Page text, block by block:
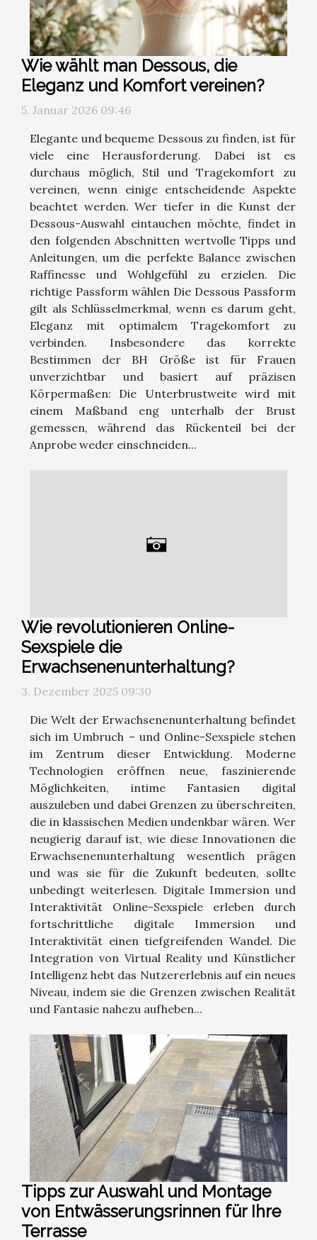
Wie wählt man Dessous, die
Eleganz und Komfort vereinen?
5. Januar 2026 09:46
Elegante und bequeme Dessous zu finden, ist für
viele eine Herausforderung. Dabei ist es
durchaus möglich, Stil und Tragekomfort zu
vereinen, wenn einige entscheidende Aspekte
beachtet werden. Wer tiefer in die Kunst der
Dessous-Auswahl eintauchen möchte, findet in
den folgenden Abschnitten wertvolle Tipps und
Anleitungen, um die perfekte Balance zwischen
Raffinesse und Wohlgefühl zu erzielen. Die
richtige Passform wählen Die Dessous Passform
gilt als Schlüsselmerkmal, wenn es darum geht,
Eleganz mit optimalem Tragekomfort zu
verbinden. Insbesondere das korrekte
Bestimmen der BH Größe ist für Frauen
unverzichtbar und basiert auf präzisen
Körpermaßen: Die Unterbrustweite wird mit
einem Maßband eng unterhalb der Brust
gemessen, während das Rückenteil bei der
Anprobe weder einschneiden...
Wie revolutionieren Online-
Sexspiele die
Erwachsenenunterhaltung?
3. Dezember 2025 09:30
Die Welt der Erwachsenenunterhaltung befindet
sich im Umbruch – und Online-Sexspiele stehen
im Zentrum dieser Entwicklung. Moderne
Technologien eröffnen neue, faszinierende
Möglichkeiten, intime Fantasien digital
auszuleben und dabei Grenzen zu überschreiten,
die in klassischen Medien undenkbar wären. Wer
neugierig darauf ist, wie diese Innovationen die
Erwachsenenunterhaltung wesentlich prägen
und was sie für die Zukunft bedeuten, sollte
unbedingt weiterlesen. Digitale Immersion und
Interaktivität Online-Sexspiele erleben durch
fortschrittliche digitale Immersion und
Interaktivität einen tiefgreifenden Wandel. Die
Integration von Virtual Reality und Künstlicher
Intelligenz hebt das Nutzererlebnis auf ein neues
Niveau, indem sie die Grenzen zwischen Realität
und Fantasie nahezu aufheben...
Tipps zur Auswahl und Montage
von Entwässerungsrinnen für Ihre
Terrasse